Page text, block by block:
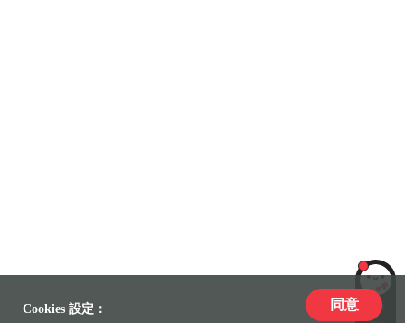
LiLi
Cookies 設定： 同意